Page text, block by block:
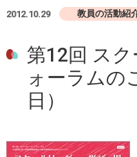
2012.10.29 教員の活動紹
第12回 ス
ォーラムの
日）